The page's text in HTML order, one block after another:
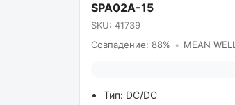
SPA02A-15
SKU: 41739
Совпадение: 88% • MEAN WELL
Тип: DC/DC